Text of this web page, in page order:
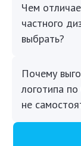
Чем
частного
выбрать?
Почему
логотипа
не